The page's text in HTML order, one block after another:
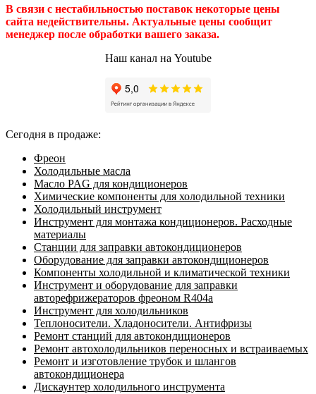
В связи с нестабильностью поставок некоторые цены
сайта недействительны. Актуальные цены сообщит
менеджер после обработки вашего заказа.
Наш канал на Youtube
Сегодня в продаже:
Фреон
Холодильные масла
Масло PAG для кондиционеров
Химические компоненты для холодильной техники
Холодильный инструмент
Инструмент для монтажа кондиционеров. Расходные
материалы
Станции для заправки автокондиционеров
Оборудование для заправки автокондиционеров
Компоненты холодильной и климатической техники
Инструмент и оборудование для заправки
авторефрижераторов фреоном R404a
Инструмент для холодильников
Теплоносители. Хладоносители. Антифризы
Ремонт станций для автокондиционеров
Ремонт автохолодильников переносных и встраиваемых
Ремонт и изготовление трубок и шлангов
автокондиционера
Дискаунтер холодильного инструмента